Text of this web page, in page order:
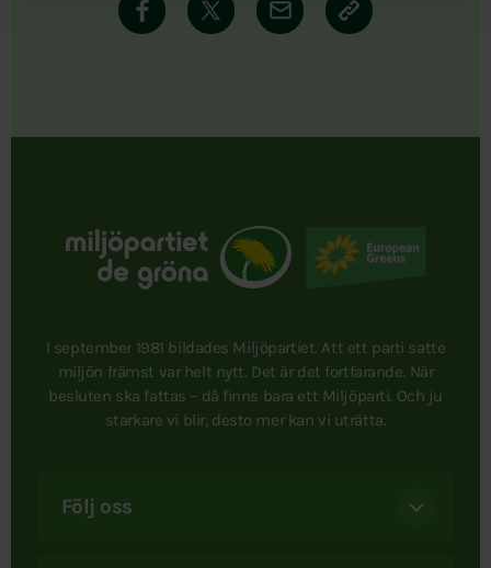
I september 1981 bildades Miljöpartiet. Att ett parti satte
miljön främst var helt nytt. Det är det fortfarande. När
besluten ska fattas – då finns bara ett Miljöparti. Och ju
starkare vi blir, desto mer kan vi uträtta.
Följ oss